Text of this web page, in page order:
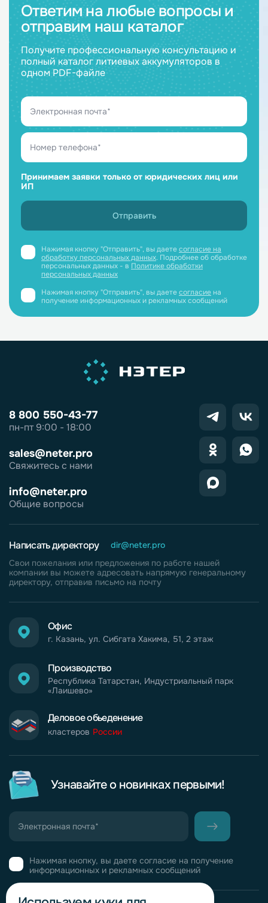
Ответим на любые вопросы и
отправим наш каталог
Получите профессиональную консультацию и
полный каталог литиевых аккумуляторов в
одном PDF-файле
Принимаем заявки только от юридических лиц или
ИП
Нажимая кнопку "Отправить", вы даетесогласие на
обработку персональных данных. Подробнее об обработке
персональных данных - в Политике обработки
персональных данных
Нажимая кнопку "Отправить", вы даетесогласиена
получение информационных и рекламных сообщений
8 800 550-43-77
пн-пт 9:00 - 18:00
sales@neter.pro
Свяжитесь с нами
info@neter.pro
Общие вопросы
Деловое обьеденение
кластеров России
Производство
Республика Татарстан, Индустриальный парк
«Лаишево»
Офис
г. Казань, ул. Сибгата Хакима, 51, 2 этаж
Написать директору
dir@neter.pro
Свои пожелания или предложения по работе нашей
компании вы можете адресовать напрямую генеральному
директору, отправив письмо на почту
Узнавайте о новинках первыми!
Нажимая кнопку, вы даете согласие на получение
информационных и рекламных сообщений